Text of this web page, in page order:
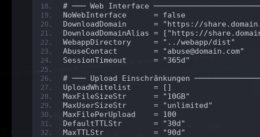
# ─── Web Interface
NoWebInterface      = false
DownloadDomain      = "https://
DownloadDomainAlias = ["https://
WebappDirectory     = "../webapp/dist"
AbuseContact        = "abuse@domain.com"
SessionTimeout      = "365d"
# ─── Upload Einschränkungen
UploadWhitelist     = []
MaxFileSizeStr      = "10GB"
MaxUserSizeStr      = "unlimited"
MaxFilePerUpload    = 100
DefaultTTLStr       = "30d"
MaxTTLStr           = "90d"